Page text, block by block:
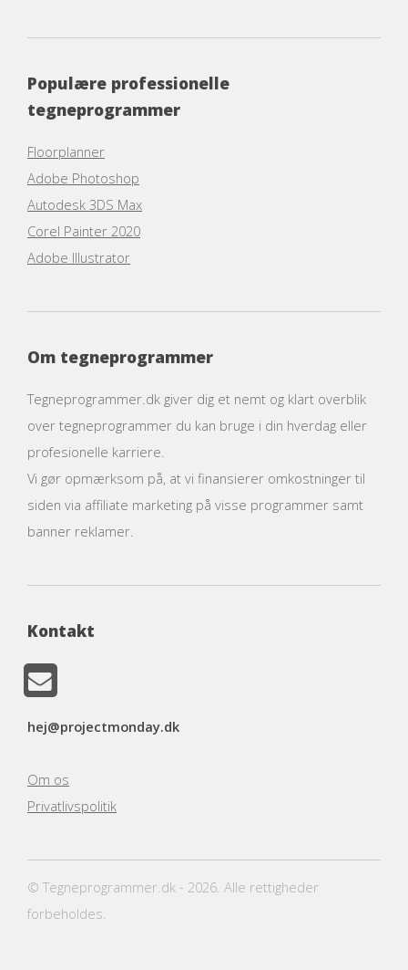
Populære professionelle
tegneprogrammer
Floorplanner
Adobe Photoshop
Autodesk 3DS Max
Corel Painter 2020
Adobe Illustrator
Om tegneprogrammer
Tegneprogrammer.dk giver dig et nemt og klart overblik
over tegneprogrammer du kan bruge i din hverdag eller
profesionelle karriere.
Vi gør opmærksom på, at vi finansierer omkostninger til
siden via affiliate marketing på visse programmer samt
banner reklamer.
Kontakt
hej@projectmonday.dk
Om os
Privatlivspolitik
© Tegneprogrammer.dk - 2026. Alle rettigheder
forbeholdes.